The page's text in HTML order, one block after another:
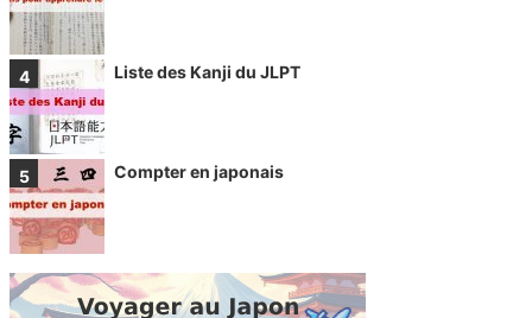
Liste des Kanji du JLPT
Compter en japonais